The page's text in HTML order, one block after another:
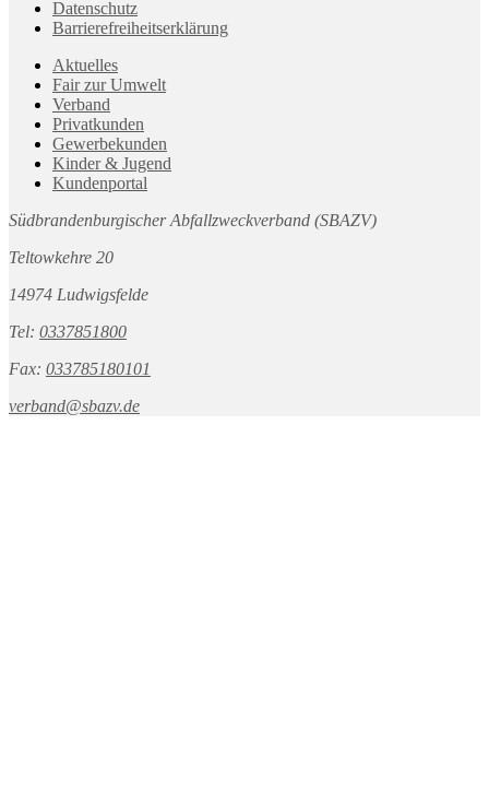
Datenschutz
Barrierefreiheitserklärung
Aktuelles
Fair zur Umwelt
Verband
Privatkunden
Gewerbekunden
Kinder & Jugend
Kundenportal
Südbrandenburgischer Abfallzweckverband (SBAZV)
Teltowkehre 20
14974 Ludwigsfelde
Tel: 0337851800
Fax: 033785180101
verband@sbazv.de